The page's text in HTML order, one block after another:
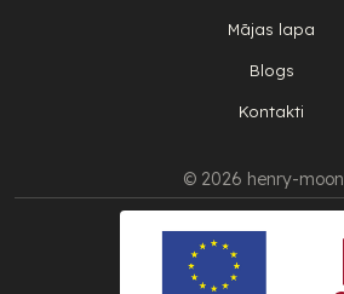
Mājas lapa
Blogs
Kontakti
© 2026 henry-